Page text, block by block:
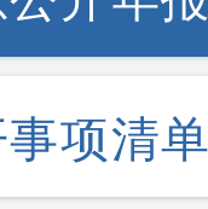
项清